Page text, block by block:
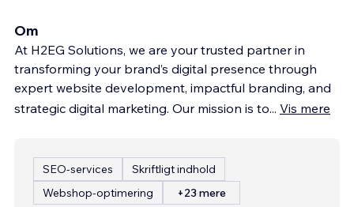
Om
At H2EG Solutions, we are your trusted partner in
transforming your brand’s digital presence through
expert website development, impactful branding, and
strategic digital marketing. Our mission is to... Vis mere
SEO-services
Skriftligt indhold
Webshop-optimering
+23 mere